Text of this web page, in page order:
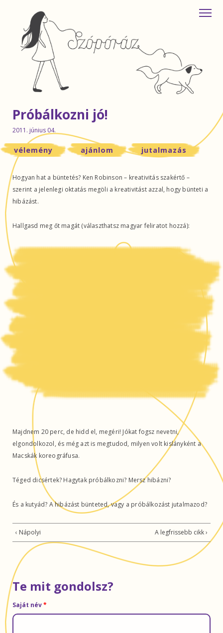
Próbálkozni jó!
2011. június 04.
vélemény ajánlom jutalmazás
Hogyan hat a büntetés? Ken Robinson – kreativitás szakértő –
szerint a jelenlegi oktatás megöli a kreativitást azzal, hogy bünteti a
hibázást.
Hallgasd meg őt magát (választhatsz magyar feliratot hozzá):
Majdnem 20 perc, de hidd el, megéri! Jókat fogsz nevetni,
elgondolkozol, és még azt is megtudod, milyen volt kislányként a
Macskák koreográfusa.
Téged dicsértek? Hagytak próbálkozni? Mersz hibázni?
És a kutyád? A hibázást bünteted, vagy a próbálkozást jutalmazod?
‹ Nápolyi A legfrissebb cikk ›
Te mit gondolsz?
Saját név*